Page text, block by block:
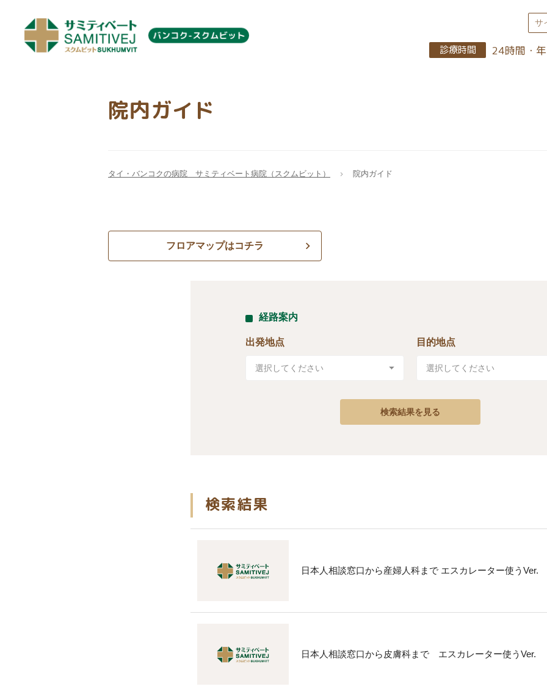
診療時間 24時間・
院内ガイド
タイ・バンコクの病院 サミティベート病院（スクムビット） 院内ガイド
フロアマップはコチラ
経路案内
出発地点 目的地点
検索結果を見る
検索結果
日本人相談窓口から産婦人科まで エスカレーター使うVer.
日本人相談窓口から皮膚科まで エスカレーター使うVer.